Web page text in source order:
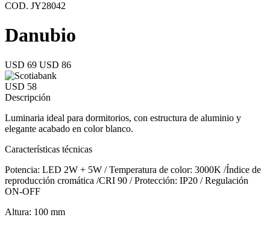
COD. JY28042
Danubio
USD 69 USD 86
USD 58
Descripción
Luminaria ideal para dormitorios, con estructura de aluminio y
elegante acabado en color blanco.
Características técnicas
Potencia: LED 2W + 5W / Temperatura de color: 3000K /Índice de
reproducción cromática /CRI 90 / Protección: IP20 / Regulación
ON-OFF
Altura: 100 mm